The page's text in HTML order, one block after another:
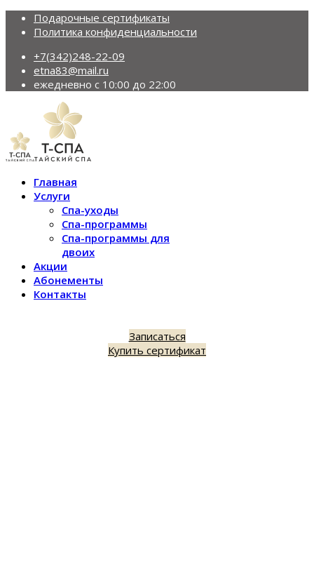
Подарочные сертификаты
Политика конфиденциальности
+7(342)248-22-09
etna83@mail.ru
ежедневно с 10:00 до 22:00
Главная
Услуги
Спа-уходы
Спа-программы
Спа-программы для
двоих
Акции
Абонементы
Контакты
Записаться
Купить сертификат